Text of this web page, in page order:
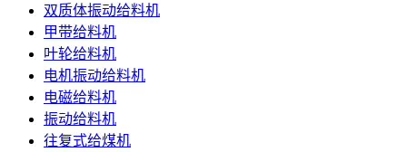
双质体振动给料机
甲带给料机
叶轮给料机
电机振动给料机
电磁给料机
振动给料机
往复式给煤机